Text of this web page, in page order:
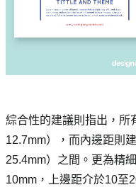
綜合性的建議則指出，所
12.7mm），而內邊距則
25.4mm）之間。更為精
10mm，上邊距介於10至